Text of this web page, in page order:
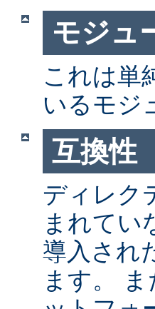
モジュ
これは単
いるモジ
互換性
ディレク
まれてい
導入され
ます。